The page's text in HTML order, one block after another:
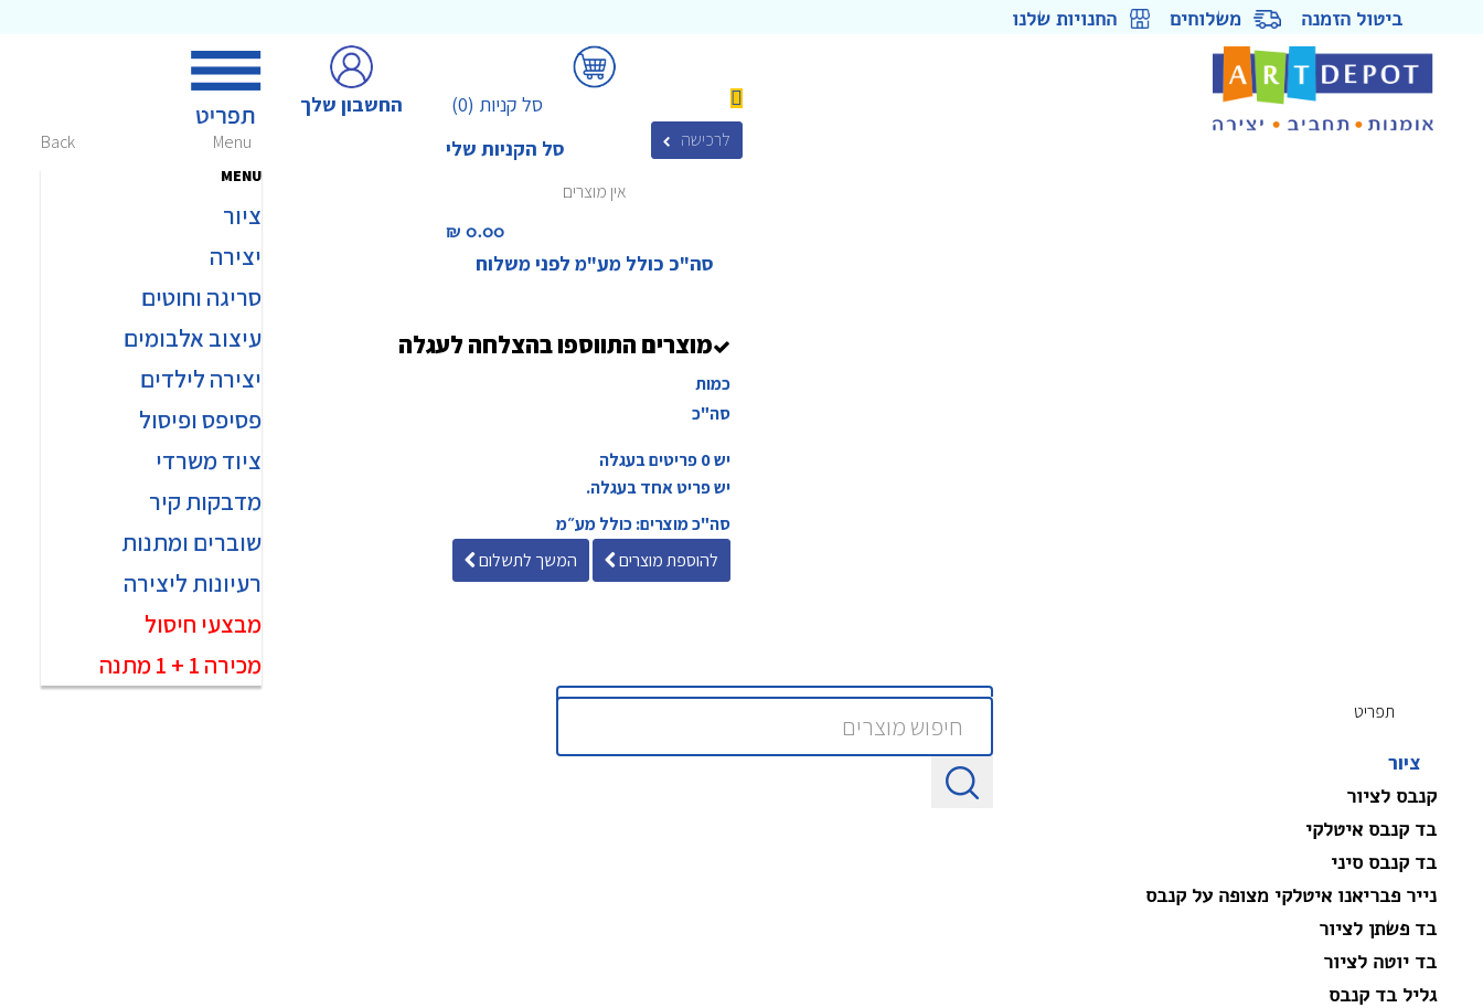
ביטול הזמנה משלוחים החנויות שלנו
Menu
Back
MENU
ציור
יצירה
סריגה וחוטים
עיצוב אלבומים
יצירה לילדים
פסיפס ופיסול
ציוד משרדי
מדבקות קיר
שוברים ומתנות
מבצעי חיסול
רעיונות ליצירה
מכירה 1 + 1 מתנה
החשבון שלך (0) סל קניות
סל הקניות שלי
לרכישה
אין מוצרים
0.00 ₪‎
סה"כ כולל מע"מ לפני משלוח
מוצרים התווספו בהצלחה לעגלה
כמות
סה"כ
יש0פריטים בעגלה
יש פריט אחד בעגלה.
סה"כ מוצרים: כולל מע״מ
להוספת מוצרים
המשך לתשלום
תפריט
ציור
קנבס לציור
בד קנבס איטלקי
בד קנבס סיני
נייר פבריאנו איטלקי מצופה על קנבס
בד פשתן לציור
בד יוטה לציור
גליל בד קנבס